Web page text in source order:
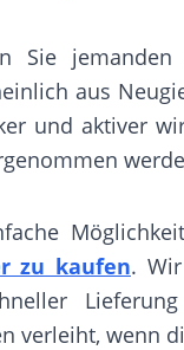
Sie
aus
und aktiver
zu kaufen.
verleiht, wenn